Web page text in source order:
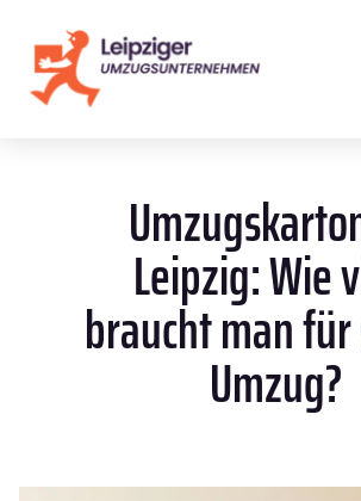
Leipzig: Wie
braucht man
Umzug?